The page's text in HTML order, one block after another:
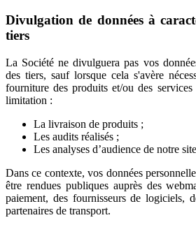
Divulgation de données à
tiers
La Société ne divulguera pas vos
des tiers, sauf lorsque cela s'avère
fourniture des produits et/ou des
limitation :
La livraison de produits ;
Les audits réalisés ;
Les analyses d’audience de notre
Dans ce contexte, vos données
être rendues publiques auprès des
paiement, des fournisseurs de logiciels,
partenaires de transport.